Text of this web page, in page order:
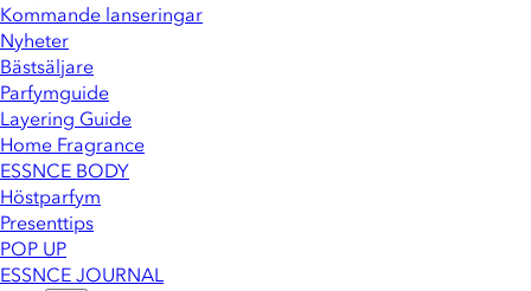
Kommande lanseringar
Nyheter
Bästsäljare
Parfymguide
Layering Guide
Home Fragrance
ESSNCE BODY
Höstparfym
Presenttips
POP UP
ESSNCE JOURNAL